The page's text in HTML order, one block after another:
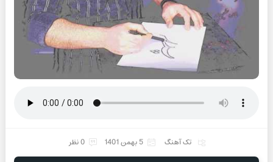
تک آهنگ 5 بهمن 1401 0 نظر